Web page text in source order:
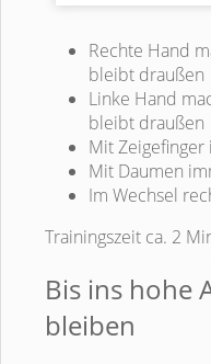
Rechte Hand
bleibt draußen
Linke Hand
bleibt draußen
Mit Zeigefinger
Mit Daumen
Im Wechsel
Trainingszeit ca. 2
Bis ins hohe
bleiben